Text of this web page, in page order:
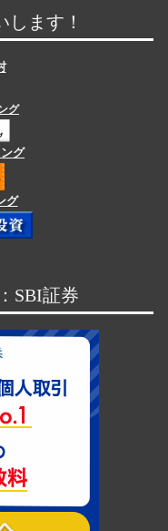
ます！
グ
グ
グ
SBI証券